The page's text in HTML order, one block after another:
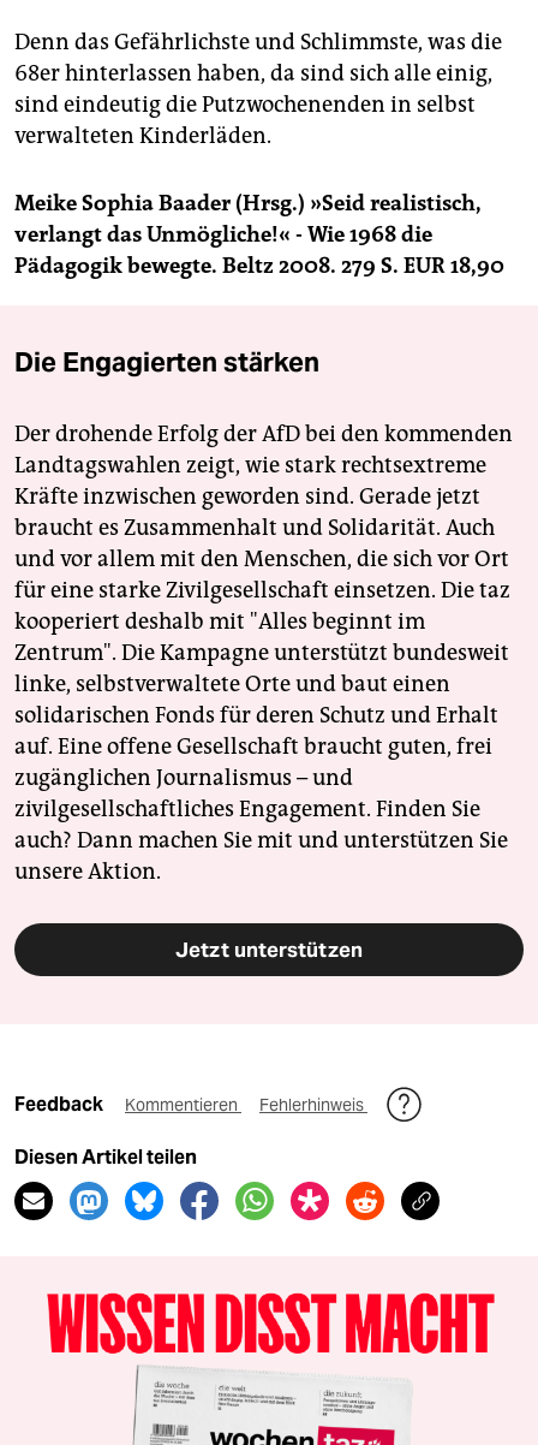
Denn das Gefährlichste und Schlimmste, was die
68er hinterlassen haben, da sind sich alle einig,
sind eindeutig die Putzwochenenden in selbst
verwalteten Kinderläden.
Meike Sophia Baader (Hrsg.) »Seid realistisch,
verlangt das Unmögliche!« - Wie 1968 die
Pädagogik bewegte. Beltz 2008. 279 S. EUR 18,90
Die Engagierten stärken
Der drohende Erfolg der AfD bei den kommenden
Landtagswahlen zeigt, wie stark rechtsextreme
Kräfte inzwischen geworden sind. Gerade jetzt
braucht es Zusammenhalt und Solidarität. Auch
und vor allem mit den Menschen, die sich vor Ort
für eine starke Zivilgesellschaft einsetzen. Die taz
kooperiert deshalb mit "Alles beginnt im
Zentrum". Die Kampagne unterstützt bundesweit
linke, selbstverwaltete Orte und baut einen
solidarischen Fonds für deren Schutz und Erhalt
auf. Eine offene Gesellschaft braucht guten, frei
zugänglichen Journalismus – und
zivilgesellschaftliches Engagement. Finden Sie
auch? Dann machen Sie mit und unterstützen Sie
unsere Aktion.
Jetzt unterstützen
Feedback Kommentieren Fehlerhinweis
Diesen Artikel teilen